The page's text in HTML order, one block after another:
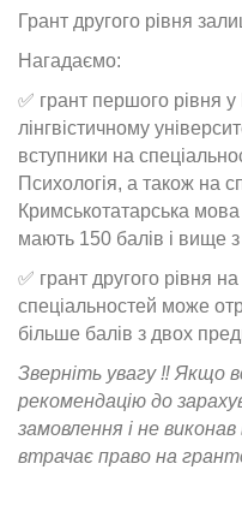
Грант другого рівня
Нагадаємо:
✅ грант першого рівня
лінгвістичному
вступники на
Психологія, а також на
Кримськотатарська
мають 150 балів і вище
✅ грант другого рівня
спеціальностей може
більше балів з двох
Зверніть увагу ‼️ Якщо
рекомендацію до
замовлення і не
втрачає право на